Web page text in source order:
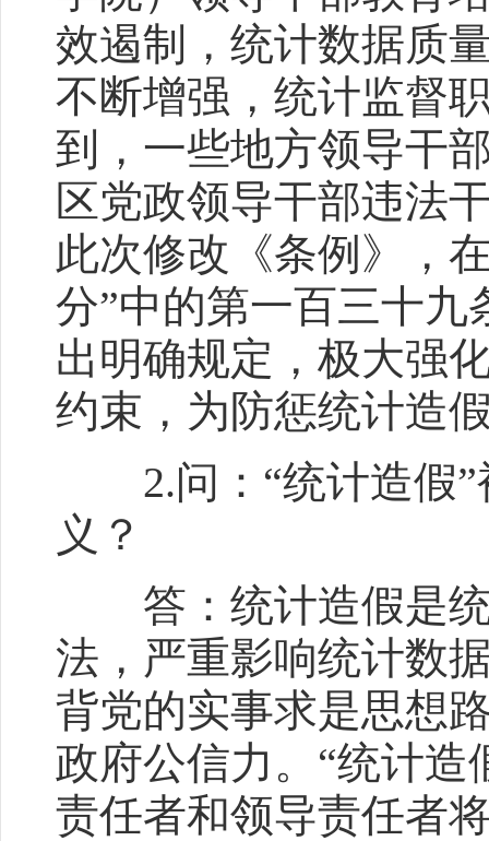
效遏制，统计数据质
不断增强，统计监督
到，一些地方领导干
区党政领导干部违法
此次修改《条例》，
分”中的第一百三十
出明确规定，极大强
约束，为防惩统计造
2.问：“统计造假”
义？
答：统计造假是统
法，严重影响统计数
背党的实事求是思想
政府公信力。“统计
责任者和领导责任者